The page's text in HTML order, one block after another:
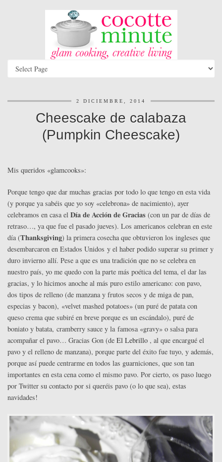
2 DICIEMBRE, 2014
Cheescake de calabaza
(Pumpkin Cheescake)
Mis queridos «glamcooks»:
Porque tengo que dar muchas gracias por todo lo que tengo en esta vida
(y porque ya sabéis que yo soy «celebrona» de nacimiento), ayer
celebramos en casa el Día de Acción de Gracias (con un par de días de
retraso…, ya que fue el pasado jueves). Los americanos celebran en este
día (Thanksgiving) la primera cosecha que obtuvieron los ingleses que
desembarcaron en Estados Unidos y el haber podido superar su primer y
duro invierno allí. Pese a que es una tradición que no se celebra en
nuestro país, yo me quedo con la parte más poética del tema, el dar las
gracias, y lo hicimos anoche al más puro estilo americano: con pavo,
dos tipos de relleno (de manzana y frutos secos y de miga de pan,
especias y bacon), «velvet mashed potatoes» (un puré de patata con
queso crema que subiré en breve porque es un escándalo), puré de
boniato y batata, cramberry sauce y la famosa «gravy» o salsa para
acompañar el pavo… Gracias Gon (de El Lebrillo , al que encargué el
pavo y el relleno de manzana), porque parte del éxito fue tuyo, y además,
porque así puede centrarme en todos las guarniciones, que son tan
importantes en esta cena como el mismo pavo. Por cierto, os paso luego
por Twitter su contacto por si queréis pavo (o lo que sea), estas
navidades!